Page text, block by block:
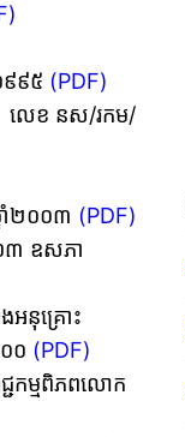
៩៩៥ (PDF)
ម លេខ នស/រកម/
ាំ២០០៣ (PDF)
៣ ឧសភា
អនុគ្រោះ
០ (PDF)
ជកម្មពិភពលោក